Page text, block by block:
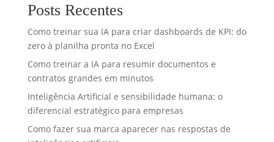
Posts Recentes
Como treinar sua IA para criar dashboards de KPI: do
zero à planilha pronta no Excel
Como treinar a IA para resumir documentos e
contratos grandes em minutos
Inteligência Artificial e sensibilidade humana: o
diferencial estratégico para empresas
Como fazer sua marca aparecer nas respostas de